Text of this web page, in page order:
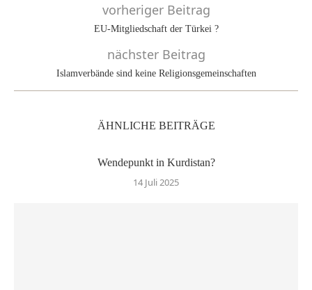
vorheriger Beitrag
EU-Mitgliedschaft der Türkei ?
nächster Beitrag
Islamverbände sind keine Religionsgemeinschaften
ÄHNLICHE BEITRÄGE
Wendepunkt in Kurdistan?
14 Juli 2025